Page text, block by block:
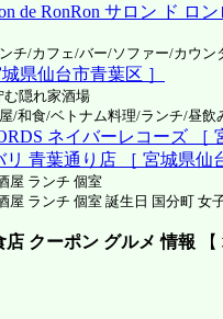
de RonRon サロン ド ロ
チ/カフェ/バー/ソファー/カウン
県仙台市青葉区 ］
隠れ家酒場
/和食/ベトナム料理/ランチ/昼飲
ネイバーレコーズ ［
リ 青葉通り店 ［ 宮城県仙
屋 ランチ 個室
ランチ 個室 誕生日 国分町 女
店 クーポン グルメ 情報 【